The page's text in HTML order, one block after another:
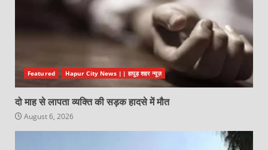
Featured Hapur City News || हापुड़ शहर न्यूज़
दो माह से लापता व्यक्ति की सड़क हादसे में मौत
August 6, 2026